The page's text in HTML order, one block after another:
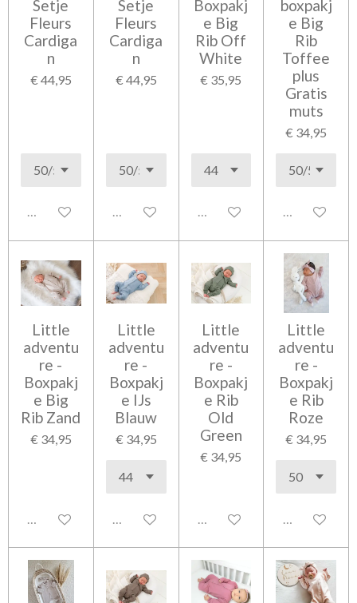
Setje
Fleurs
Cardiga
n
€ 44,95
Uitgeschakeld
Setje
Fleurs
Cardiga
n
€ 44,95
Uitgeschakeld
Boxpakj
e Big
Rib Off
White
€ 35,95
Uitgeschakeld
boxpakj
e Big
Rib
Toffee
plus
Gratis
muts
€ 34,95
Little
adventu
re -
Boxpakj
e Big
Rib Zand
€ 34,95
Uitgeschakeld
Little
adventu
re -
Boxpakj
e IJs
Blauw
€ 34,95
Uitgeschakeld
Little
adventu
re -
Boxpakj
e Rib
Old
Green
€ 34,95
Uitgeschakeld
Little
adventu
re -
Boxpakj
e Rib
Roze
€ 34,95